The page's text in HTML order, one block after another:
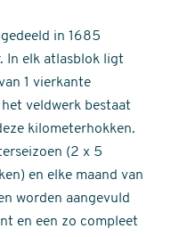
in 1685
In elk atlasblok ligt
1 vierkante
veldwerk bestaat
kilometerhokken.
(2 x 5
en elke maand van
worden aangevuld
en een zo compleet